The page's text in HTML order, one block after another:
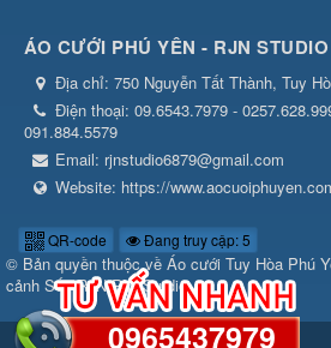
ÁO CƯỚI PHÚ YÊN - RJN STUDIO
Địa chỉ: 750 Nguyễn Tất Thành, Tuy
Điện thoại: 09.6543.7979 -
091.884.5579
Email: rjnstudio6879@gmail.com
Website: https://
QR-code Đang truy cập: 5
© Bản quyền thuộc về Áo cưới Tuy Hòa Phú
cảnh Số1 RJN RIN Studio
0965437979